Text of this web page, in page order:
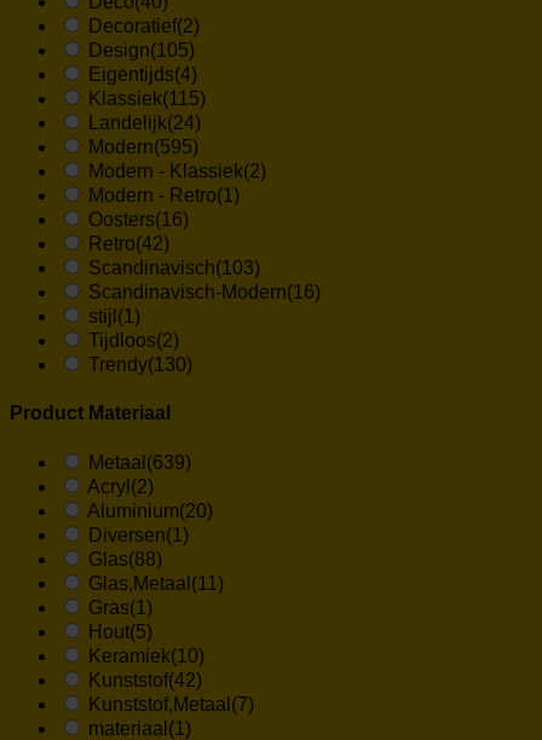
Decoratief(2)
Design(105)
Eigentijds(4)
Klassiek(115)
Landelijk(24)
Modern(595)
Modern - Klassiek(2)
Modern - Retro(1)
Oosters(16)
Retro(42)
Scandinavisch(103)
Scandinavisch-Modern(16)
stijl (1)
Tijdloos(2)
Trendy(130)
Product Materiaal
Metaal (639)
Acryl (2)
Aluminium(20)
Diversen(1)
Glas(88)
Glas,Metaal (11)
Gras(1)
Hout(5)
Keramiek(10)
Kunststof(42)
Kunststof,Metaal (7)
materiaal (1)